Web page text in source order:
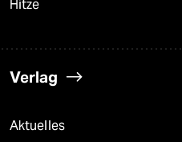
Hitze
Verlag
Aktuelles